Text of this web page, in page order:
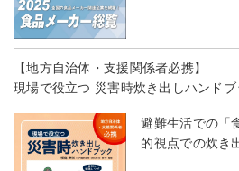
【地方自治体・支援関係者必携】
現場で役立つ 災害時炊き出しハンドブ
避難生活での「
的視点での炊き